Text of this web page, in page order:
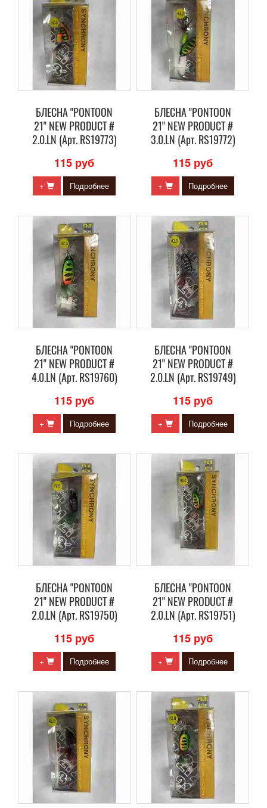
БЛЕСНА "PONTOON
21" NEW PRODUCT #
2.0.LN (Арт. RS19773)
115 руб
+ Подробнее
БЛЕСНА "PONTOON
21" NEW PRODUCT #
3.0.LN (Арт. RS19772)
115 руб
+ Подробнее
БЛЕСНА "PONTOON
21" NEW PRODUCT #
4.0.LN (Арт. RS19760)
115 руб
+ Подробнее
БЛЕСНА "PONTOON
21" NEW PRODUCT #
2.0.LN (Арт. RS19749)
115 руб
+ Подробнее
БЛЕСНА "PONTOON
21" NEW PRODUCT #
2.0.LN (Арт. RS19750)
115 руб
+ Подробнее
БЛЕСНА "PONTOON
21" NEW PRODUCT #
2.0.LN (Арт. RS19751)
115 руб
+ Подробнее